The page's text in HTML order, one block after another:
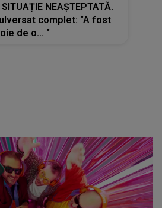
NEAȘTEPTATĂ.
complet: "A fost
de o... "